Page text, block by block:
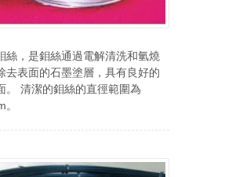
絲，是鉬絲通過電解清洗和氫燒
去表面的石墨塗層，具有良好的
。 清潔的鉬絲的直徑範圍為